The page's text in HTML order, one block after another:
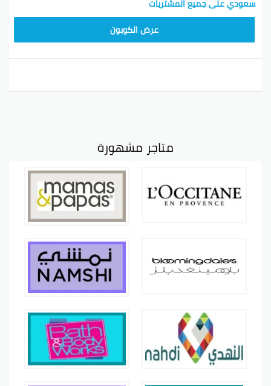
سعودي على جميع المشتريات
عرض الكوبون
متاجر مشهورة